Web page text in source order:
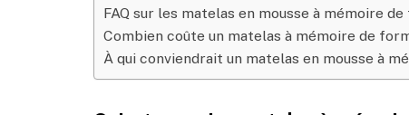
FAQ sur les matelas en mousse à mémoire
Combien coûte un matelas à mémoire de
À qui conviendrait un matelas en mousse à